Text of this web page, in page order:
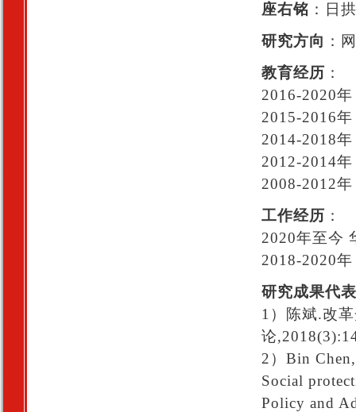
座右铭 ：日
研究方向 ：
教育经历 ：
2016-2020
2015-2016
2014-2018
2012-2014
2008-2012
工作经历 ：
2020年至今
2018-2020
研究成果代
1）陈斌.改
论
2）Bin
Social
Policy and